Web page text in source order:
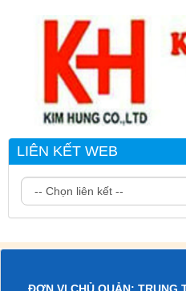
LIÊN KẾT WEB